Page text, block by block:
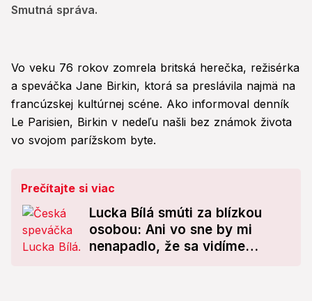
Smutná správa.
Vo veku 76 rokov zomrela britská herečka, režisérka
a speváčka Jane Birkin, ktorá sa preslávila najmä na
francúzskej kultúrnej scéne. Ako informoval denník
Le Parisien, Birkin v nedeľu našli bez známok života
vo svojom parížskom byte.
Prečítajte si viac
Lucka Bílá smúti za blízkou
osobou: Ani vo sne by mi
nenapadlo, že sa vidíme